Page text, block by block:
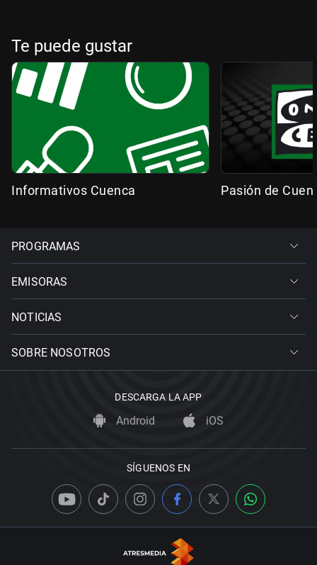
Te puede gustar
Informativos Cuenca Pasión de
PROGRAMAS
EMISORAS
NOTICIAS
SOBRE NOSOTROS
DESCARGA LA APP
Android iOS
SÍGUENOS EN